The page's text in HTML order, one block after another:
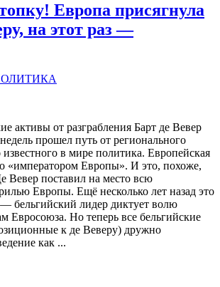
Европа присягнула
на этот раз —
активы от разграбления Барт де Вевер
недель прошел путь от регионального
известного в мире политика. Европейская
«императором Европы». И это, похоже,
Вевер поставил на место всю
Европы. Ещё несколько лет назад это
— бельгийский лидер диктует волю
Евросоюза. Но теперь все бельгийские
к де Веверу) дружно
как ...